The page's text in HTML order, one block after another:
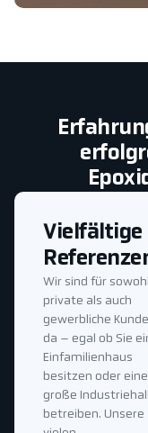
Vielfältige
Wir sind für sowohl
private als auch
gewerbliche
da – egal ob Sie
Einfamilienhaus
besitzen oder eine
große
betreiben. Unsere